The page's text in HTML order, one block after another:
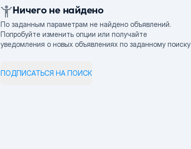
Ничего не найдено
По заданным параметрам не найдено объявлений.
Попробуйте изменить опции или получайте
уведомления о новых объявлениях по заданному поиску
ПОДПИСАТЬСЯ НА ПОИСК